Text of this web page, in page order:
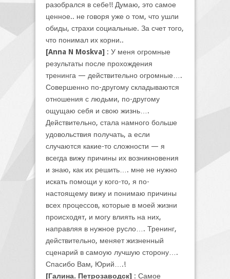
разобрался в себе!! Думаю, это самое
ценное.. не говоря уже о том, что ушли
обиды, страхи социальные. За счет того,
что понимал их корни..
[Anna N Moskva] : У меня огромные
результаты после прохождения
тренинга — действительно огромные….
Совершенно по-другому складываются
отношения с людьми, по-другому
ощущаю себя и свою жизнь….
Действительно, стала намного больше
удовольствия получать, а если
случаются какие-то сложности — я
всегда вижу причины их возникновения
и знаю, как их решить…. мне не нужно
искать помощи у кого-то, я по-
настоящему вижу и понимаю причины
всех процессов, которые в моей жизни
происходят, и могу влиять на них,
направляя в нужное русло…. Тренинг,
действительно, меняет жизненный
сценарий в самоую лучшую сторону….
Спасибо Вам, Юрий….!
[Галина. Петрозаводск] : Самое